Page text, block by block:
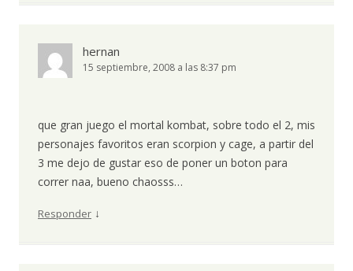
hernan
15 septiembre, 2008 a las 8:37 pm
que gran juego el mortal kombat, sobre todo el 2, mis
personajes favoritos eran scorpion y cage, a partir del
3 me dejo de gustar eso de poner un boton para
correr naa, bueno chaosss…
Responder ↓